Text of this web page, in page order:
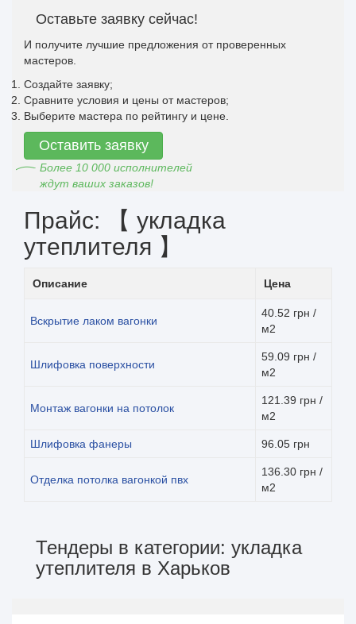
Оставьте заявку сейчас!
И получите лучшие предложения от проверенных
мастеров.
Создайте заявку;
Сравните условия и цены от мастеров;
Выберите мастера по рейтингу и цене.
Оставить заявку
Более 10 000 исполнителей
ждут ваших заказов!
Прайс: 【 укладка
утеплителя 】
Описание Цена
Вскрытие лаком вагонки
40.52 грн /
м2
Шлифовка поверхности
59.09 грн /
м2
Монтаж вагонки на потолок
121.39 грн /
м2
Шлифовка фанеры 96.05 грн
Отделка потолка вагонкой пвх
136.30 грн /
м2
Тендеры в категории: укладка
утеплителя в Харьков